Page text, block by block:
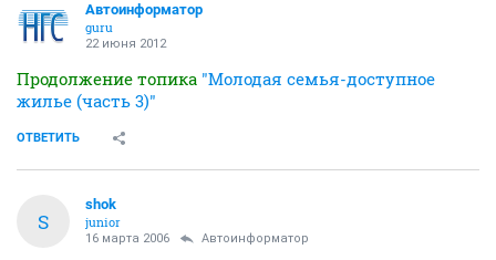
Автоинформатор
guru
22 июня 2012
Продолжение топика "Молодая семья-доступное
жилье (часть 3)"
ОТВЕТИТЬ
S
shok
junior
16 марта 2006 Автоинформатор